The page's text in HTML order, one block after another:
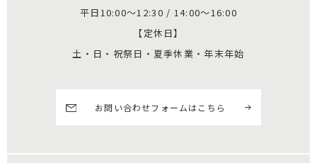
平日10:00～12:30 / 14:00～16:00
【定休日】
土・日・祝祭日・夏季休業・年末年始
お問い合わせフォームはこちら